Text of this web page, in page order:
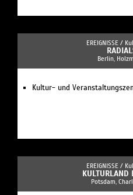
EREIGNISSE /
Berlin,
Kultur- und
EREIGNISSE /
KULTURLAND
Potsdam,